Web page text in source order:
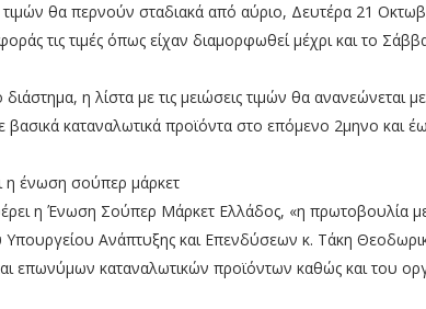
τιμών θα περνούν σταδιακά από αύριο, Δευτέρα 21
τις τιμές όπως είχαν διαμορφωθεί μέχρι και το
η λίστα με τις μειώσεις τιμών θα ανανεώνεται
βασικά καταναλωτικά προϊόντα στο επόμενο 2μηνο και
η ένωση σούπερ μάρκετ
η Ένωση Σούπερ Μάρκετ Ελλάδος, «η πρωτοβουλία
Υπουργείου Ανάπτυξης και Επενδύσεων κ. Τάκη
επωνύμων καταναλωτικών προϊόντων καθώς και του